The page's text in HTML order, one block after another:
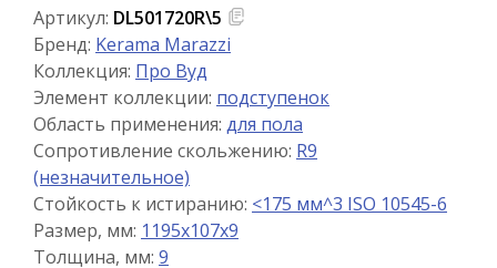
Артикул: DL501720R\5
Бренд: Kerama Marazzi
Коллекция: Про Вуд
Элемент коллекции: подступенок
Область применения: для пола
Сопротивление скольжению: R9
(незначительное)
Стойкость к истиранию: <175 мм^3 ISO 10545-6
Размер, мм: 1195x107x9
Толщина, мм: 9